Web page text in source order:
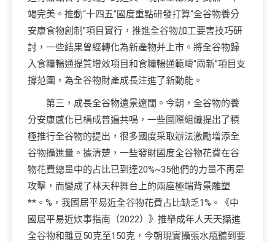
竭完美。推動“十四五”國度重點研發打算“全谷物養分
安康食物創制”項目實行，推進全谷物加工要害技巧研
討，一些結果曾經轉化為新產物并上市。將全谷物歸
入食糧暢通提質增效項目和食糧暢通範疇“兩新”項目支
撐范圍，為全谷物財產成長注進了新動能。
第三，成長全谷物遠景遼闊。今朝，全谷物的養
分安康感化已構成普遍共鳴，一些國際組織提出了積
極推行全谷物的提出，很多國度采取辦法激勵增添全
谷物攝進量。據清楚，一些發財國度全谷物花費在谷
物花費總量中的占比已到達20%~35他們的力量不再是
攻擊，而變成了林天秤舞台上的兩座極端背景雕塑
**。%，我國居平易近全谷物花費占比缺乏1%。《中
國居平易近炊事指南（2022）》推舉成年人天天攝進
全谷物和雜豆50克至150克，今朝現實攝張水瓶聽到要